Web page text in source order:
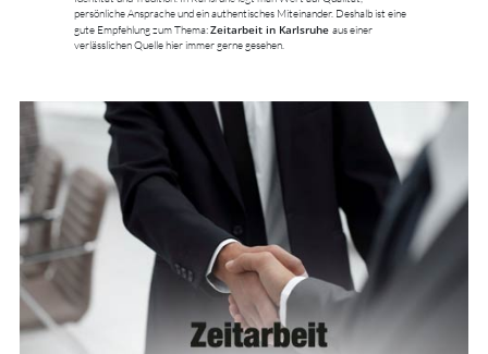
persönliche Ansprache und ein authentisches Miteinander. Deshalb ist eine
gute Empfehlung zum Thema:Zeitarbeit in Karlsruhe aus einer
verlässlichen Quelle hier immer gerne gesehen.